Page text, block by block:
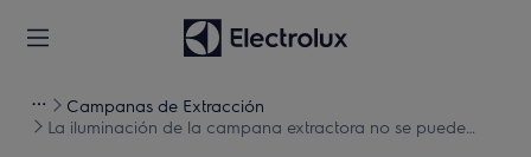
Campanas de Extracción
La iluminación de la campana extractora no se puede